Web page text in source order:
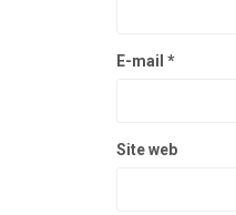
E-mail *
Site web